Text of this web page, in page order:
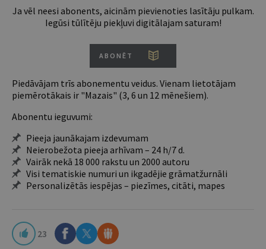
Ja vēl neesi abonents, aicinām pievienoties lasītāju pulkam.
Iegūsi tūlītēju piekļuvi digitālajam saturam!
ABONĒT
Piedāvājam trīs abonementu veidus. Vienam lietotājam
piemērotākais ir "Mazais" (3, 6 un 12 mēnešiem).
Abonentu ieguvumi:
Pieeja jaunākajam izdevumam
Neierobežota pieeja arhīvam – 24 h/7 d.
Vairāk nekā 18 000 rakstu un 2000 autoru
Visi tematiskie numuri un ikgadējie grāmatžurnāli
Personalizētās iespējas – piezīmes, citāti, mapes
23